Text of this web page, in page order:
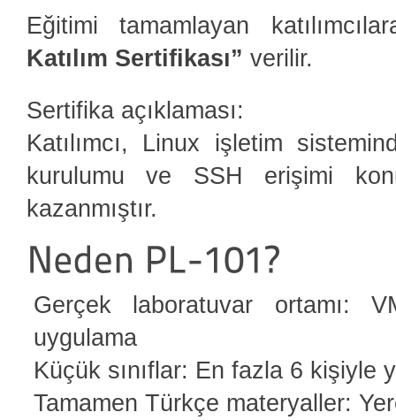
Eğitimi tamamlayan
Katılım Sertifikası” verilir.
Sertifika açıklaması:
Katılımcı, Linux işletim
kurulumu ve SSH erişimi
kazanmıştır.
Gerçek laboratuvar ortamı:
uygulama
Küçük sınıflar: En fazla 6 kişiyle
Tamamen Türkçe materyaller: